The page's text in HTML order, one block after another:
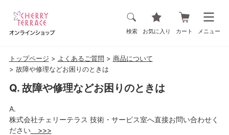
検索 お気に入り カート メニュー
トップページ よくあるご質問
商品について
故障や修理などお困りのときは
故障や修理などお困りのときは
株式会社チェリーテラス 技術・サービス室へ直接お問い合わせく
ださい>>>